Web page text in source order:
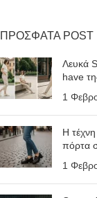
ΠΡΟΣΦΑΤΑ POST
Λευκά
have
1
Η
πόρτα
1